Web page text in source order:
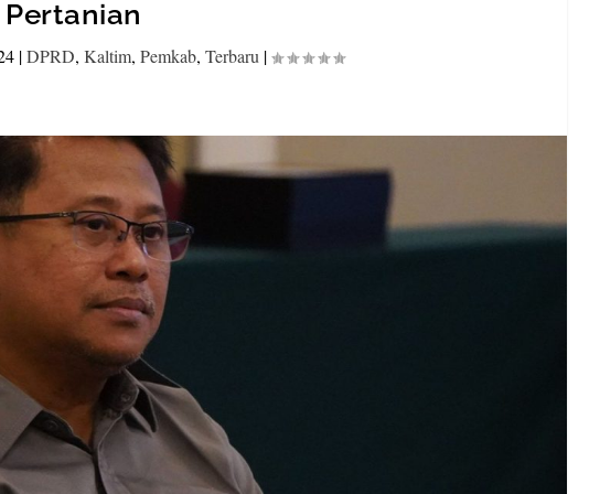
Pertanian
|DPRD, Kaltim, Pemkab, Terbaru |